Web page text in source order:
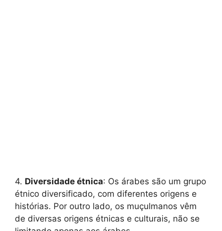
4. Diversidade étnica: Os árabes são um grupo
étnico diversificado, com diferentes origens e
histórias. Por outro lado, os muçulmanos vêm
de diversas origens étnicas e culturais, não se